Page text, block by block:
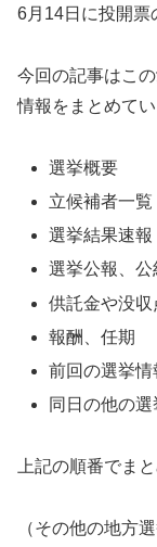
6月14日に投開票
今回の記事はこ
情報をまとめてい
選挙概要
立候補者一覧
選挙結果速報
選挙公報、公
供託金や没収
報酬、任期
前回の選挙情
同日の他の選
上記の順番でま
（その他の地方